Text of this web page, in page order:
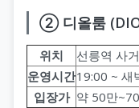
② 디올룸
위치
선릉역 사
운영시간19:00 ~ 새
입장가 약 50만